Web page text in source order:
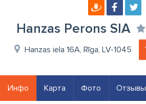
Hanzas Perons SIA
Hanzas iela 16A, Rīga, LV-1045
Инфо Карта Фото Отзывы